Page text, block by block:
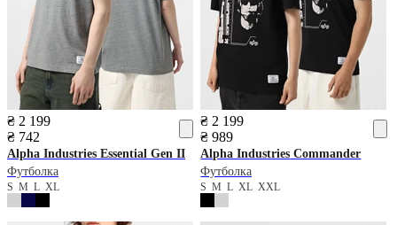
₴ 2 199
₴ 742
Alpha Industries Essential Gen II
Футболка
S M L XL
₴ 2 199
₴ 989
Alpha Industries Commander
Футболка
SMLXLXXL